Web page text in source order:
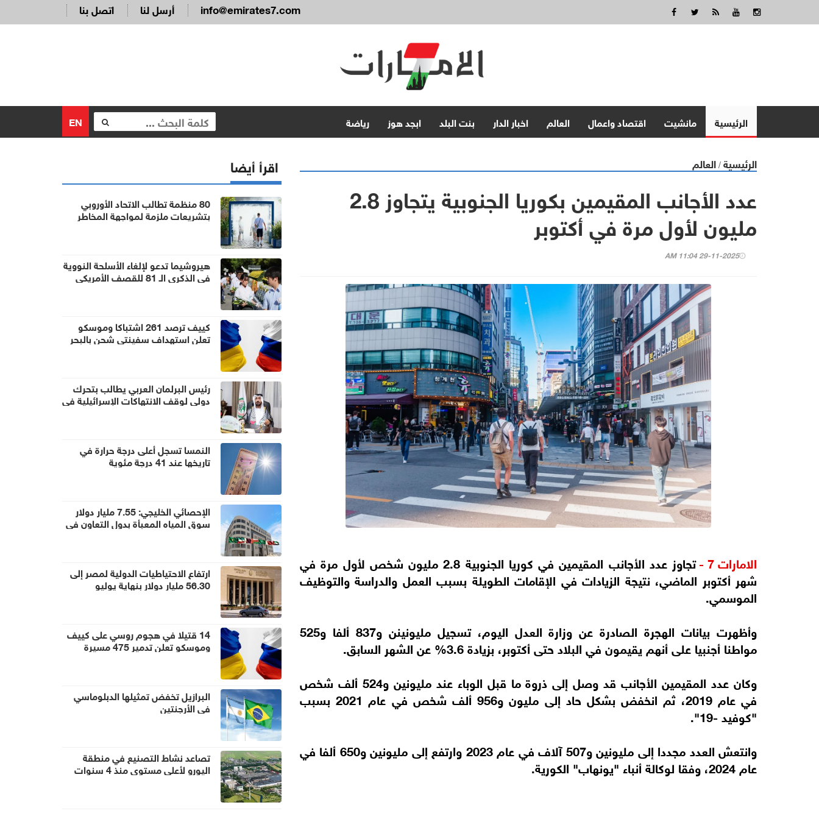
اتصل بنا أرسل لنا info@emirates7.com
الرئيسية مانشيت اقتصاد واعمال العالم اخبار الدار بنت البلد ابجد هوز رياضة EN
الرئيسية / العالم
عدد الأجانب المقيمين بكوريا الجنوبية يتجاوز 2.8
مليون لأول مرة في أكتوبر
29-11-2025 11:04 AM
الامارات 7 -
تجاوز عدد الأجانب المقيمين في كوريا الجنوبية 2.8 مليون شخص لأول مرة في
شهر أكتوبر الماضي، نتيجة الزيادات في الإقامات الطويلة بسبب العمل والدراسة والتوظيف
الموسمي.
وأظهرت بيانات الهجرة الصادرة عن وزارة العدل اليوم، تسجيل مليونينن و837 ألفا و525
مواطنا أجنبيا على أنهم يقيمون في البلاد حتى أكتوبر، بزيادة 3.6% عن الشهر السابق.
وكان عدد المقيمين الأجانب قد وصل إلى ذروة ما قبل الوباء عند مليونين و524 ألف شخص
في عام 2019، ثم انخفض بشكل حاد إلى مليون و956 ألف شخص في عام 2021 بسبب
"كوفيد -19".
وانتعش العدد مجددا إلى مليونين و507 آلاف في عام 2023 وارتفع إلى مليونين و650 ألفا في
عام 2024، وفقا لوكالة أنباء "يونهاب" الكورية.
اقرأ أيضا
80 منظمة تطالب الاتحاد الأوروبي
بتشريعات ملزمة لمواجهة المخاطر
هيروشيما تدعو لإلغاء الأسلحة النووية
في الذكرى الـ 81 للقصف الأمريكي
كييف ترصد 261 اشتباكا وموسكو
تعلن استهداف سفينتي شحن بالبحر
رئيس البرلمان العربي يطالب بتحرك
دولي لوقف الانتهاكات الإسرائيلية في
النمسا تسجل أعلى درجة حرارة في
تاريخها عند 41 درجة مئوية
الإحصائي الخليجي: 7.55 مليار دولار
سوق المياه المعبأة بدول التعاون في
ارتفاع الاحتياطيات الدولية لمصر إلى
56.30 مليار دولار بنهاية يوليو
14 قتيلا في هجوم روسي على كييف
وموسكو تعلن تدمير 475 مسيرة
البرازيل تخفض تمثيلها الدبلوماسي
في الأرجنتين
تصاعد نشاط التصنيع في منطقة
اليورو لأعلى مستوى منذ 4 سنوات